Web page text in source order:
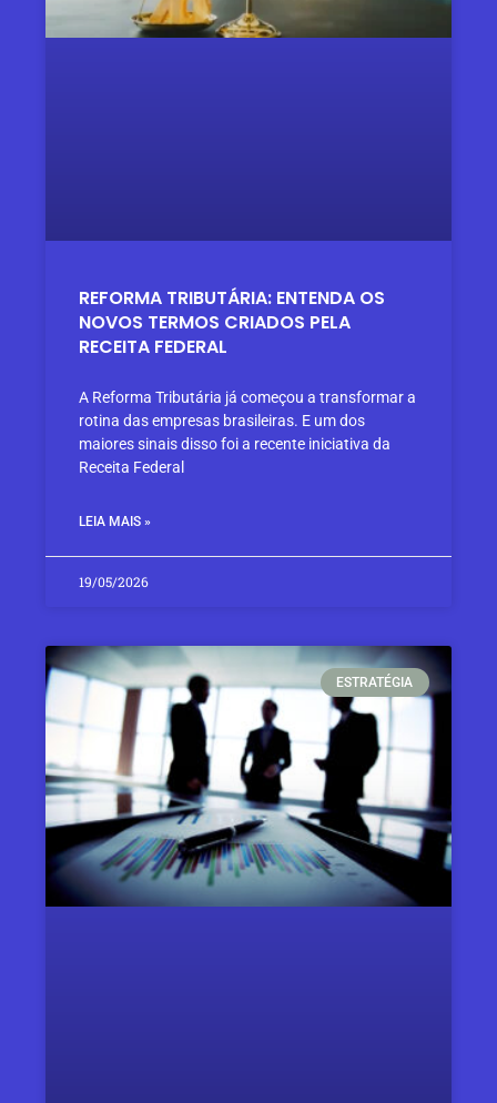
REFORMA TRIBUTÁRIA: ENTENDA OS
NOVOS TERMOS CRIADOS PELA
RECEITA FEDERAL
A Reforma Tributária já começou a transformar a
rotina das empresas brasileiras. E um dos
maiores sinais disso foi a recente iniciativa da
Receita Federal
LEIA MAIS »
19/05/2026
ESTRATÉGIA